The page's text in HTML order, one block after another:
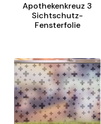
Apothekenkreuz 3
Sichtschutz-
Fensterfolie